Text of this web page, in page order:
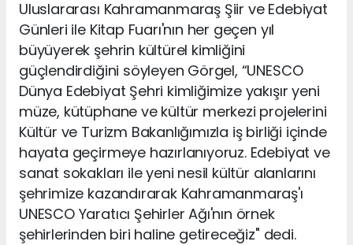
Uluslararası Kahramanmaraş Şiir ve Edebiyat
Günleri ile Kitap Fuarı'nın her geçen yıl
büyüyerek şehrin kültürel kimliğini
güçlendirdiğini söyleyen Görgel, “UNESCO
Dünya Edebiyat Şehri kimliğimize yakışır yeni
müze, kütüphane ve kültür merkezi projelerini
Kültür ve Turizm Bakanlığımızla iş birliği içinde
hayata geçirmeye hazırlanıyoruz. Edebiyat ve
sanat sokakları ile yeni nesil kültür alanlarını
şehrimize kazandırarak Kahramanmaraş'ı
UNESCO Yaratıcı Şehirler Ağı'nın örnek
şehirlerinden biri haline getireceğiz" dedi.